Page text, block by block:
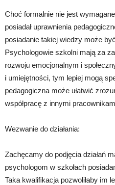
Choć formalnie nie jest
posiadał uprawnienia
posiadanie takiej wiedzy może
Psychologowie szkolni mają za
rozwoju emocjonalnym i
i umiejętności, tym lepiej mogą
pedagogiczna może ułatwić
współpracę z innymi
Wezwanie do działania:
Zachęcamy do podjęcia działań
psychologom w szkołach
Taka kwalifikacja pozwoliłaby im